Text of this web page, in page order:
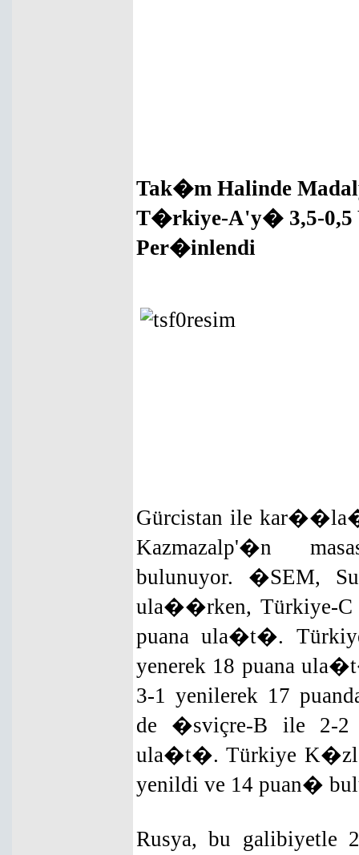
Tak�m Halinde
T�rkiye-A'y� 3,5-0,5
Per�inlendi
Gürcistan ile
Kazmazalp'�n
bulunuyor. �SEM,
ula��rken, Türkiye-C
puana ula�t�.
yenerek 18 puana
3-1 yenilerek 17
de �sviçre-B ile 2-2
ula�t�. Türkiye
yenildi ve 14 puan�
Rusya, bu galibiyetle